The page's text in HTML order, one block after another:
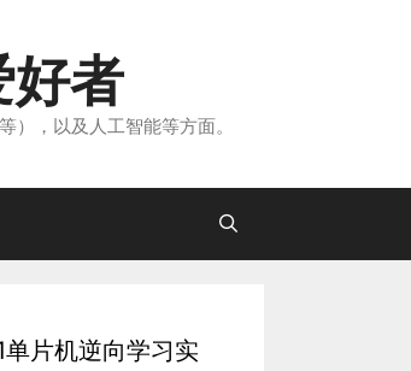
好者
，以及人工智能等方面。
单片机逆向学习实